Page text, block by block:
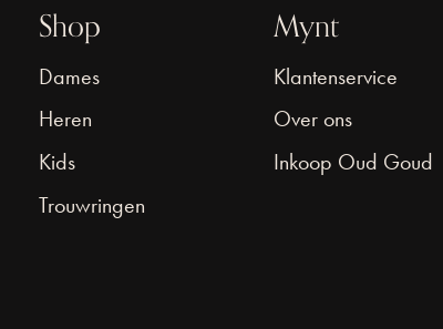
Shop
Dames
Heren
Kids
Trouwringen
Mynt
Klantenservice
Over ons
Inkoop Oud Goud